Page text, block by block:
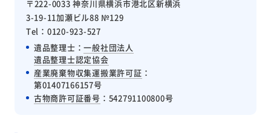
〒222-0033 神奈川県横浜市港北区新横浜
3-19-11加瀬ビル88 №129
Tel：0120-923-527
遺品整理士：一般社団法人
遺品整理士認定協会
産業廃棄物収集運搬業許可証 ：
第01407166157号
古物商許可証番号 ：542791100800号